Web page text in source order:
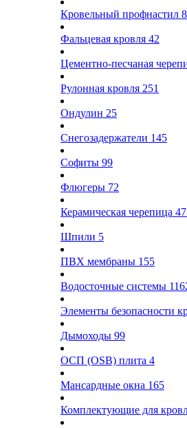
Кровельный профнастил
Фальцевая кровля 42
Цементно-песчаная
Рулонная кровля 251
Ондулин 25
Снегозадержатели 145
Софиты 99
Флюгеры 72
Керамическая черепица
Шпили 5
ПВХ мембраны 155
Водосточные системы
Элементы безопасности
Дымоходы 99
ОСП (OSB) плита 4
Мансардные окна 165
Комплектующие для